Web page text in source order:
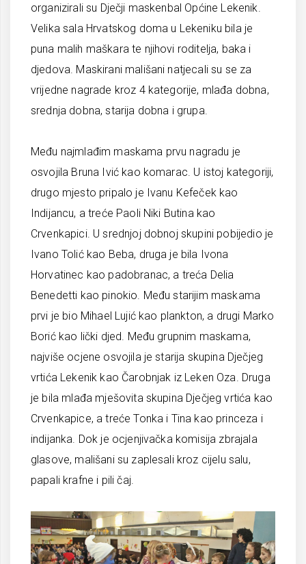
organizirali su Dječji maskenbal Općine Lekenik.
Velika sala Hrvatskog doma u Lekeniku bila je
puna malih maškara te njihovi roditelja, baka i
djedova. Maskirani mališani natjecali su se za
vrijedne nagrade kroz 4 kategorije, mlađa dobna,
srednja dobna, starija dobna i grupa.
Među najmlađim maskama prvu nagradu je
osvojila Bruna Ivić kao komarac. U istoj kategoriji,
drugo mjesto pripalo je Ivanu Kefeček kao
Indijancu, a treće Paoli Niki Butina kao
Crvenkapici. U srednjoj dobnoj skupini pobijedio je
Ivano Tolić kao Beba, druga je bila Ivona
Horvatinec kao padobranac, a treća Delia
Benedetti kao pinokio. Među starijim maskama
prvi je bio Mihael Lujić kao plankton, a drugi Marko
Borić kao lički djed. Među grupnim maskama,
najviše ocjene osvojila je starija skupina Dječjeg
vrtića Lekenik kao Čarobnjak iz Leken Oza. Druga
je bila mlađa mješovita skupina Dječjeg vrtića kao
Crvenkapice, a treće Tonka i Tina kao princeza i
indijanka. Dok je ocjenjivačka komisija zbrajala
glasove, mališani su zaplesali kroz cijelu salu,
papali krafne i pili čaj.